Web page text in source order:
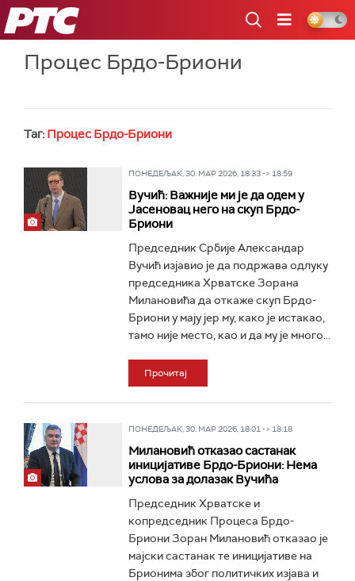
РТС
Процес Брдо-Бриони
Таг: Процес Брдо-Бриони
ПОНЕДЕЉАК, 30. МАР 2026, 18:33 -> 18:59
Вучић: Важније ми је да одем у
Јасеновац него на скуп Брдо-
Бриони
Председник Србије Александар
Вучић изјавио је да подржава одлуку
председника Хрватске Зорана
Милановића да откаже скуп Брдо-
Бриони у мају јер му, како је истакао,
тамо није место, као и да му је много...
Прочитај
ПОНЕДЕЉАК, 30. МАР 2026, 18:01 -> 18:18
Милановић отказао састанак
иницијативе Брдо-Бриони: Нема
услова за долазак Вучића
Председник Хрватске и
копредседник Процеса Брдо-
Бриони Зоран Милановић отказао је
мајски састанак те иницијативе на
Брионима због политичких изјава и